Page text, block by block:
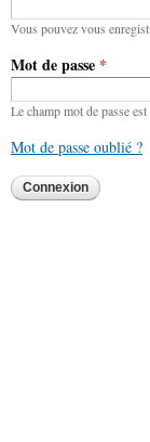
Vous pouvez vous
Mot de passe *
Le champ mot de passe
Mot de passe oublié ?